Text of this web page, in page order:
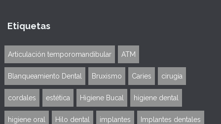
Etiquetas
Articulación temporomandibular ATM
Blanqueamiento Dental Bruxismo Caries cirugia
cordales estética Higiene Bucal higiene dental
higiene oral Hilo dental implantes Implantes dentales